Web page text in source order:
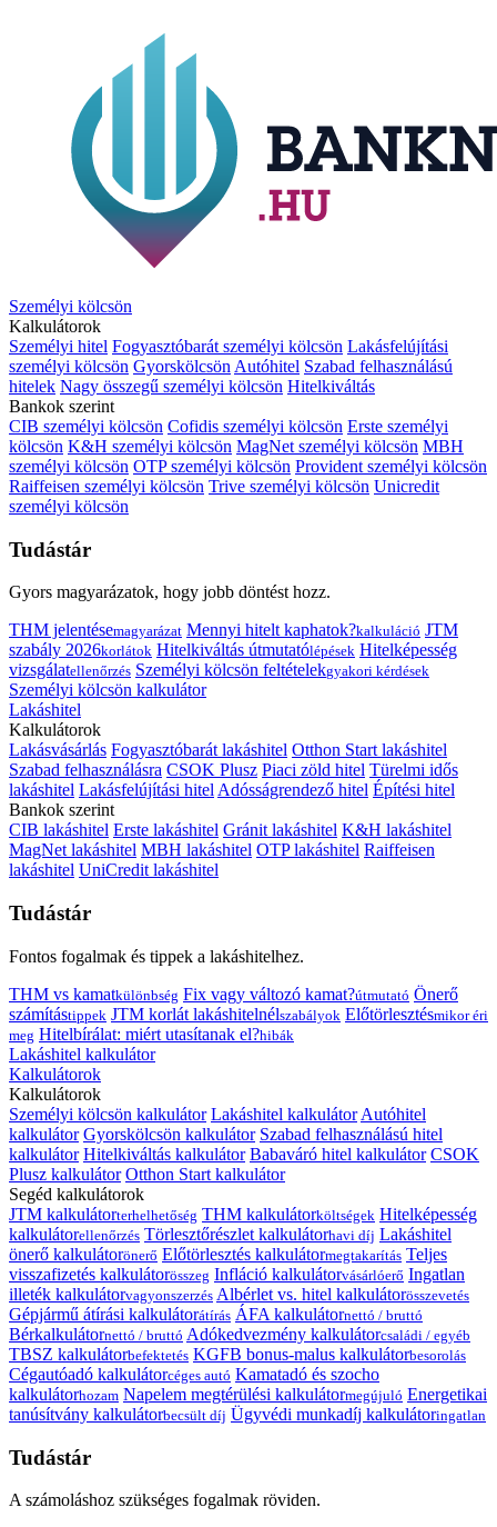
Személyi kölcsön
Kalkulátorok
Személyi hitel Fogyasztóbarát személyi kölcsön Lakásfelújítási
személyi kölcsön Gyorskölcsön Autóhitel Szabad felhasználású
hitelek Nagy összegű személyi kölcsön Hitelkiváltás
Bankok szerint
CIB személyi kölcsön Cofidis személyi kölcsön Erste személyi
kölcsön K&H személyi kölcsön MagNet személyi kölcsön MBH
személyi kölcsön OTP személyi kölcsön Provident személyi kölcsön
Raiffeisen személyi kölcsön Trive személyi kölcsön Unicredit
személyi kölcsön
Tudástár
Gyors magyarázatok, hogy jobb döntést hozz.
THM jelentésemagyarázat Mennyi hitelt kaphatok?kalkuláció JTM
szabály 2026korlátok Hitelkiváltás útmutatólépések Hitelképesség
vizsgálatellenőrzés Személyi kölcsön feltételekgyakori kérdések
Személyi kölcsön kalkulátor
Lakáshitel
Kalkulátorok
Lakásvásárlás Fogyasztóbarát lakáshitel Otthon Start lakáshitel
Szabad felhasználásra CSOK Plusz Piaci zöld hitel Türelmi idős
lakáshitel Lakásfelújítási hitelAdósságrendező hitel Építési hitel
Bankok szerint
CIB lakáshitel Erste lakáshitel Gránit lakáshitel K&H lakáshitel
MagNet lakáshitel MBH lakáshitel OTP lakáshitel Raiffeisen
lakáshitel UniCredit lakáshitel
Tudástár
Fontos fogalmak és tippek a lakáshitelhez.
THM vs kamatkülönbség Fix vagy változó kamat?útmutató Önerő
számítástippek JTM korlát lakáshitelnélszabályok Előtörlesztésmikor éri
meg Hitelbírálat: miért utasítanak el?hibák
Lakáshitel kalkulátor
Kalkulátorok
Kalkulátorok
Személyi kölcsön kalkulátor Lakáshitel kalkulátor Autóhitel
kalkulátor Gyorskölcsön kalkulátor Szabad felhasználású hitel
kalkulátor Hitelkiváltás kalkulátor Babaváró hitel kalkulátor CSOK
Plusz kalkulátor Otthon Start kalkulátor
Segéd kalkulátorok
JTM kalkulátorterhelhetőség THM kalkulátorköltségek Hitelképesség
kalkulátorellenőrzés Törlesztőrészlet kalkulátorhavi díj Lakáshitel
önerő kalkulátorönerő Előtörlesztés kalkulátormegtakarítás Teljes
visszafizetés kalkulátorösszeg Infláció kalkulátorvásárlóerő Ingatlan
illeték kalkulátorvagyonszerzés Albérlet vs. hitel kalkulátorösszevetés
Gépjármű átírási kalkulátorátírás ÁFA kalkulátornettó / bruttó
Bérkalkulátornettó / bruttó Adókedvezmény kalkulátorcsaládi / egyéb
TBSZ kalkulátorbefektetés KGFB bonus-malus kalkulátorbesorolás
Cégautóadó kalkulátorcéges autó Kamatadó és szocho
kalkulátorhozam Napelem megtérülési kalkulátormegújuló Energetikai
tanúsítvány kalkulátorbecsült díj Ügyvédi munkadíj kalkulátoringatlan
Tudástár
A számoláshoz szükséges fogalmak röviden.